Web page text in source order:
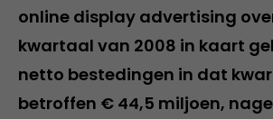
online display advertising
kwartaal van 2008 in kaart
netto bestedingen in dat
betroffen € 44,5 miljoen,